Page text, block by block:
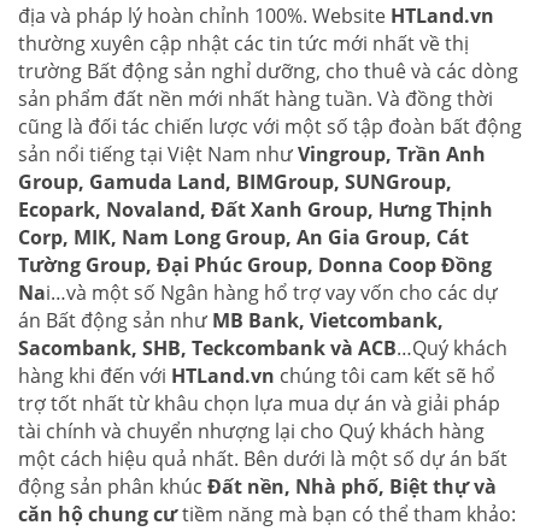
địa và pháp lý hoàn chỉnh 100%. Website HTLand.vn
thường xuyên cập nhật các tin tức mới nhất về thị
trường Bất động sản nghỉ dưỡng, cho thuê và các dòng
sản phẩm đất nền mới nhất hàng tuần. Và đồng thời
cũng là đối tác chiến lược với một số tập đoàn bất động
sản nổi tiếng tại Việt Nam nhưVingroup, Trần Anh
Group, Gamuda Land, BIMGroup, SUNGroup,
Ecopark, Novaland, Đất Xanh Group, Hưng Thịnh
Corp, MIK, Nam Long Group, An Gia Group, Cát
Tường Group, Đại Phúc Group, Donna Coop Đồng
Nai…và một số Ngân hàng hổ trợ vay vốn cho các dự
án Bất động sản như MB Bank, Vietcombank,
Sacombank, SHB, Teckcombank và ACB…Quý khách
hàng khi đến với HTLand.vn chúng tôi cam kết sẽ hổ
trợ tốt nhất từ khâu chọn lựa mua dự án và giải pháp
tài chính và chuyển nhượng lại cho Quý khách hàng
một cách hiệu quả nhất. Bên dưới là một số dự án bất
động sản phân khúc Đất nền, Nhà phố, Biệt thự và
căn hộ chung cưtiềm năng mà bạn có thể tham khảo: